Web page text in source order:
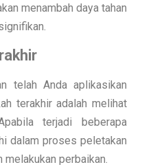
menambah daya tahan
telah Anda aplikasikan
terakhir adalah melihat
terjadi beberapa
dalam proses peletakan
perbaikan.